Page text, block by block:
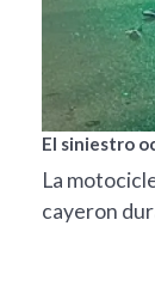
El siniestro
La
cayeron